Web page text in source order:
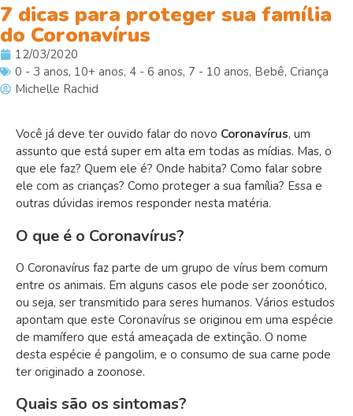
7 dicas para proteger sua família
do Coronavírus
12/03/2020
0 - 3 anos, 10+ anos, 4 - 6 anos, 7 - 10 anos, Bebê, Criança
Michelle Rachid
Você já deve ter ouvido falar do novo Coronavírus, um
assunto que está super em alta em todas as mídias. Mas, o
que ele faz? Quem ele é? Onde habita? Como falar sobre
ele com as crianças? Como proteger a sua família? Essa e
outras dúvidas iremos responder nesta matéria.
O que é o Coronavírus?
O Coronavírus faz parte de um grupo de vírus bem comum
entre os animais. Em alguns casos ele pode ser zoonótico,
ou seja, ser transmitido para seres humanos. Vários estudos
apontam que este Coronavírus se originou em uma espécie
de mamífero que está ameaçada de extinção. O nome
desta espécie é pangolim, e o consumo de sua carne pode
ter originado a zoonose.
Quais são os sintomas?